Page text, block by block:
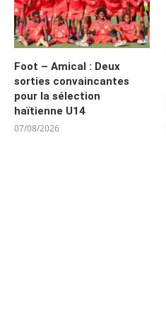
Foot – Amical : Deux
sorties convaincantes
pour la sélection
haïtienne U14
07/08/2026